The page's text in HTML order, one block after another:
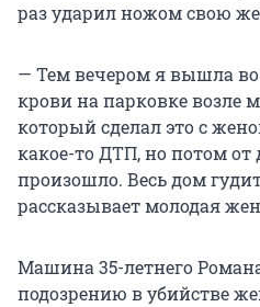
раз ударил ножом свою
— Тем вечером я вышла
крови на парковке
который сделал это с
какое-то ДТП, но потом от
произошло. Весь дом
рассказывает молодая
Машина 35-летнего
подозрению в убийстве